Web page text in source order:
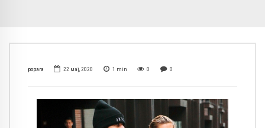
popara 22 мај, 2020 1 min 0 0